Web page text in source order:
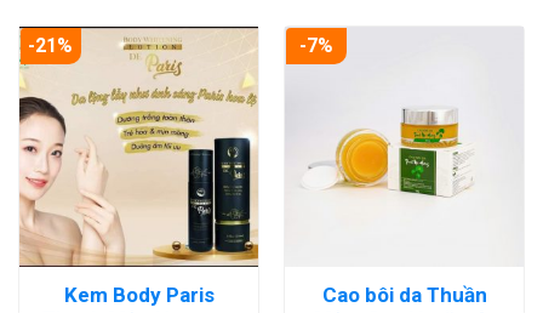
-21%
Kem Body Paris
-7%
Cao bôi da Thuần